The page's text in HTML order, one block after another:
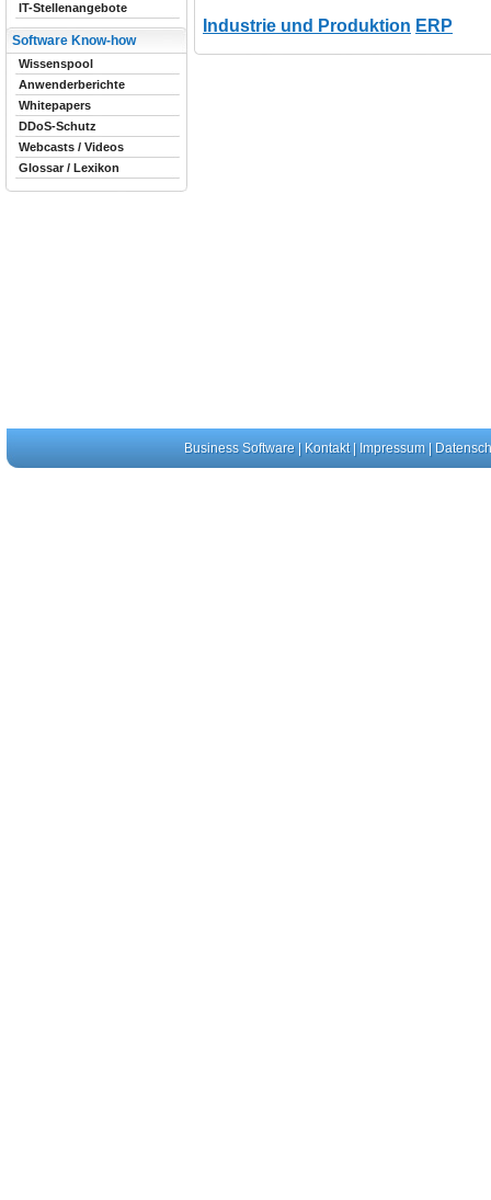
Industrie und Produktion ERP
IT-Stellenangebote
Software Know-how
Wissenspool
Anwenderberichte
Whitepapers
DDoS-Schutz
Webcasts / Videos
Glossar / Lexikon
Business Software| Kontakt| Impressum|